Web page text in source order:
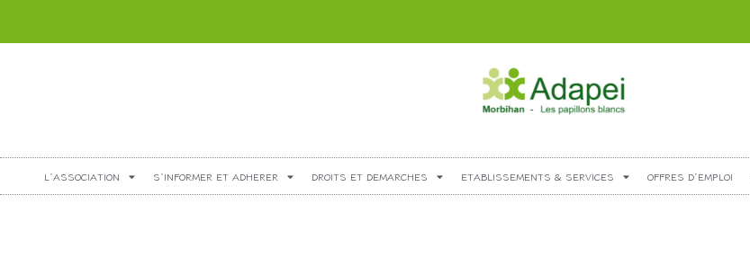
L’ASSOCIATION S’INFORMER ET ADHERER DROITS ET DEMARCHES ETABLISSEMENTS & SERVICES OFFRES D’EMPLOI